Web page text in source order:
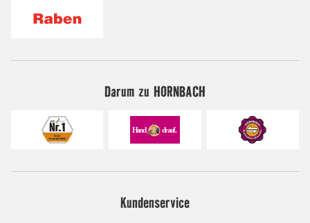
Darum zu HORNBACH
Kundenservice